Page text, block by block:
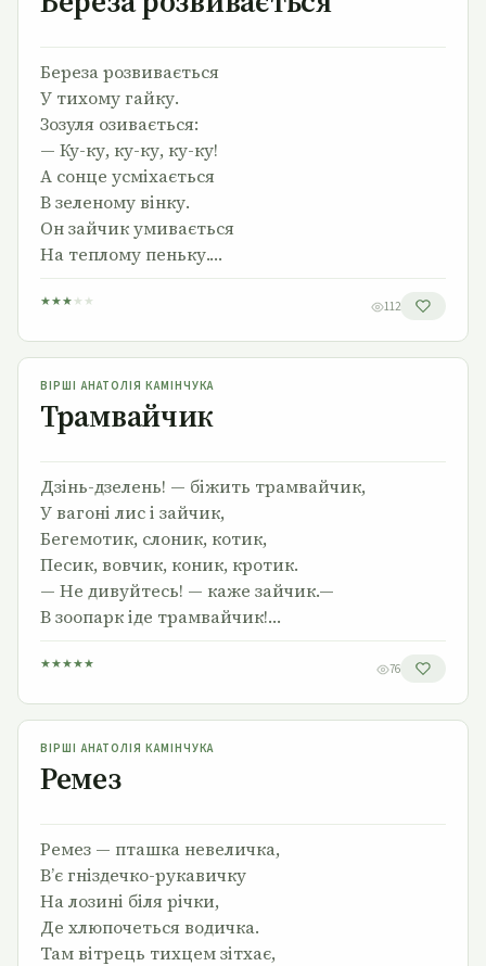
Береза розвивається
У тихому гайку.
Зозуля озивається:
— Ку-ку, ку-ку, ку-ку!
А сонце усміхається
В зеленому вінку.
Он зайчик умивається
На теплому пеньку.…
★★★ ★ ★ 112
Трамвайчик
ВІРШІ АНАТОЛІЯ КАМІНЧУКА
Трамвайчик
Дзінь-дзелень! — біжить трамвайчик,
У вагоні лис і зайчик,
Бегемотик, слоник, котик,
Песик, вовчик, коник, кротик.
— Не дивуйтесь! — каже зайчик.—
В зоопарк іде трамвайчик!…
★★★★★ 76
Ремез
ВІРШІ АНАТОЛІЯ КАМІНЧУКА
Ремез
Ремез — пташка невеличка,
В’є гніздечко-рукавичку
На лозині біля річки,
Де хлюпочеться водичка.
Там вітрець тихцем зітхає,